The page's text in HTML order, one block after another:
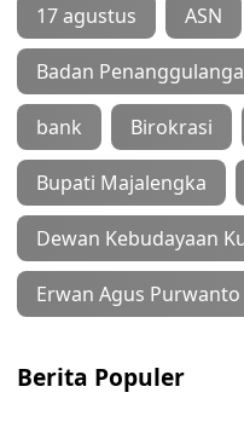
17 agustus ASN
Badan
bank Birokrasi
Bupati Majalengka
Dewan Kebudayaan
Erwan Agus Purwanto
Berita Populer